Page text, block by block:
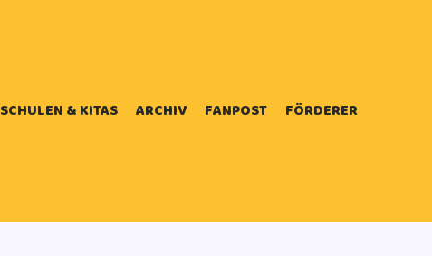
SCHULEN & KITAS ARCHIV FANPOST FÖRDERER